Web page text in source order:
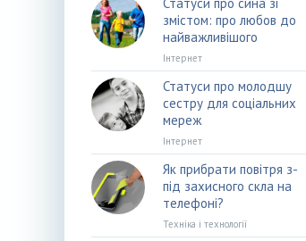
змістом: про любов до
найважливішого
Інтернет
Статуси про молодшу
сестру для соціальних
мереж
Інтернет
Як прибрати повітря з-
під захисного скла на
телефоні?
Техніка і технології